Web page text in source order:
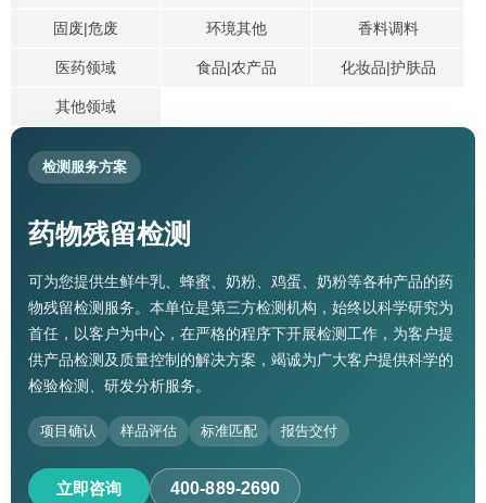
固废|危废 环境其他 香料调料
医药领域 食品|农产品 化妆品|护肤品
其他领域
检测服务方案
药物残留检测
可为您提供生鲜牛乳、蜂蜜、奶粉、鸡蛋、奶粉等各种产品的药
物残留检测服务。本单位是第三方检测机构，始终以科学研究为
首任，以客户为中心，在严格的程序下开展检测工作，为客户提
供产品检测及质量控制的解决方案，竭诚为广大客户提供科学的
检验检测、研发分析服务。
项目确认 样品评估 标准匹配 报告交付
立即咨询 400-889-2690